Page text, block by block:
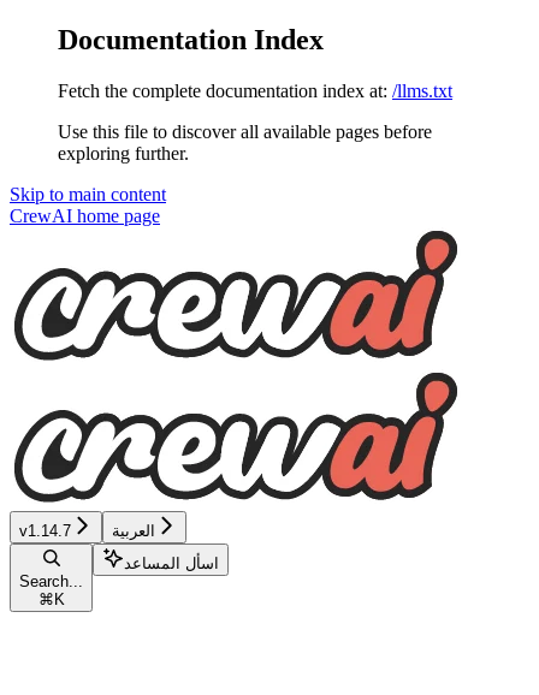
Documentation Index
Fetch the complete documentation index at: /llms.txt
Use this file to discover all available pages before
exploring further.
Skip to main content
CrewAI home page
v1.14.7 العربية
Search...
⌘ K
اسأل المساعد